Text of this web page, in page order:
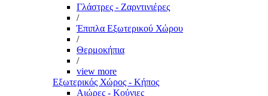
Γλάστρες - Ζαρντινιέρες
/
Έπιπλα Εξωτερικού Χώρου
/
Θερμοκήπια
/
view more
Εξωτερικός Χώρος - Κήπος
Αιώρες - Κούνιες